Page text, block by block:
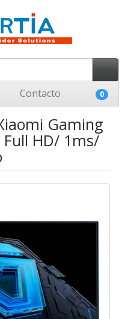
Contacto 0
Gaming
HD/ 1ms/